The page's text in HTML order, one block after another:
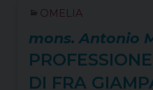
OMELIA
mons. Antonio
DI FRA